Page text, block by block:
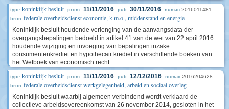
type koninklijk besluit prom. 11/11/2016 pub. 30/11/2016 numac 2016011481
bron federale overheidsdienst economie, k.m.o., middenstand en energie
Koninklijk besluit houdende verlenging van de aanvangsdata der
overgangsbepalingen bedoeld in artikel 41 van de wet van 22 april 2016
houdende wijziging en invoeging van bepalingen inzake
consumentenkrediet en hypothecair krediet in verschillende boeken van
het Wetboek van economisch recht
type koninklijk besluit prom. 11/11/2016 pub. 12/12/2016 numac 2016204628
bron federale overheidsdienst werkgelegenheid, arbeid en sociaal overleg
Koninklijk besluit waarbij algemeen verbindend wordt verklaard de
collectieve arbeidsovereenkomst van 26 november 2014, gesloten in het